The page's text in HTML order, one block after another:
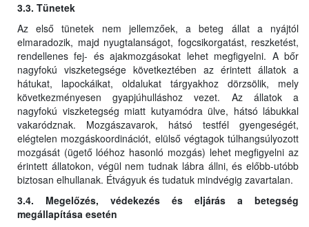
3.3. Tünetek
Az első tünetek nem jellemzőek, a beteg állat a nyájtól
elmaradozik, majd nyugtalanságot, fogcsikorgatást, reszketést,
rendellenes fej- és ajakmozgásokat lehet megfigyelni. A bőr
nagyfokú viszketegsége következtében az érintett állatok a
hátukat, lapockáikat, oldalukat tárgyakhoz dörzsölik, mely
következményesen gyapjúhulláshoz vezet. Az állatok a
nagyfokú viszketegség miatt kutyamódra ülve, hátsó lábukkal
vakaródznak. Mozgászavarok, hátsó testfél gyengeségét,
elégtelen mozgáskoordinációt, elülső végtagok túlhangsúlyozott
mozgását (ügető lóéhoz hasonló mozgás) lehet megfigyelni az
érintett állatokon, végül nem tudnak lábra állni, és előbb-utóbb
biztosan elhullanak. Étvágyuk és tudatuk mindvégig zavartalan.
3.4. Megelőzés, védekezés és eljárás a betegség
megállapítása esetén